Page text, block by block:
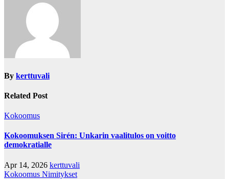
By kerttuvali
Related Post
Kokoomus
Kokoomuksen Sirén: Unkarin vaalitulos on voitto
demokratialle
Apr 14, 2026 kerttuvali
Kokoomus Nimitykset